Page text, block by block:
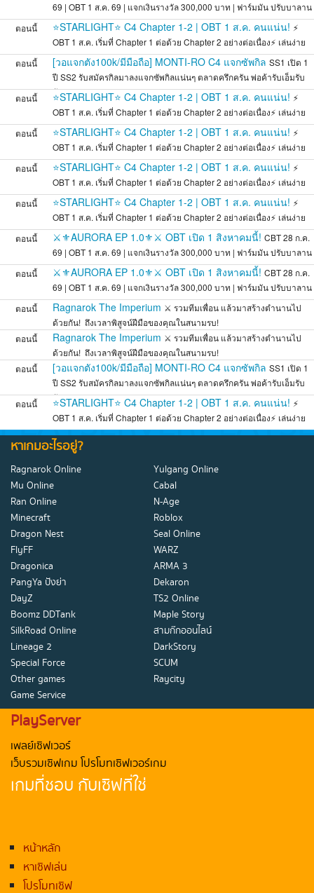
69 | OBT 1 ส.ค. 69 | แจกเงินรางวัล 300,000 บาท | ฟาร์มมัน ปรับบาลาน
ส
ตอนนี้ ⭐STARLIGHT⭐ C4 Chapter 1-2 | OBT 1 ส.ค. คนแน่น! ⚡
OBT 1 ส.ค. เริ่มที่ Chapter 1 ต่อด้วย Chapter 2 อย่างต่อเนื่อง⚡ เล่นง่าย
สมดุล
ตอนนี้ [วอแจกตัง100k/มีมือถือ] MONTI-RO C4 แจกซัพกิล SS1 เปิด 1
ปี SS2 รับสมัครกิลมาลงแจกซัพกิลแน่นๆ ตลาดครึกครัน พ่อค้ารับเอ็มรับ
กัน
ตอนนี้ ⭐STARLIGHT⭐ C4 Chapter 1-2 | OBT 1 ส.ค. คนแน่น! ⚡
OBT 1 ส.ค. เริ่มที่ Chapter 1 ต่อด้วย Chapter 2 อย่างต่อเนื่อง⚡ เล่นง่าย
สมดุล
ตอนนี้ ⭐STARLIGHT⭐ C4 Chapter 1-2 | OBT 1 ส.ค. คนแน่น! ⚡
OBT 1 ส.ค. เริ่มที่ Chapter 1 ต่อด้วย Chapter 2 อย่างต่อเนื่อง⚡ เล่นง่าย
สมดุล
ตอนนี้ ⭐STARLIGHT⭐ C4 Chapter 1-2 | OBT 1 ส.ค. คนแน่น! ⚡
OBT 1 ส.ค. เริ่มที่ Chapter 1 ต่อด้วย Chapter 2 อย่างต่อเนื่อง⚡ เล่นง่าย
สมดุล
ตอนนี้ ⭐STARLIGHT⭐ C4 Chapter 1-2 | OBT 1 ส.ค. คนแน่น! ⚡
OBT 1 ส.ค. เริ่มที่ Chapter 1 ต่อด้วย Chapter 2 อย่างต่อเนื่อง⚡ เล่นง่าย
สมดุล
ตอนนี้ ⚔️⚜️AURORA EP 1.0⚜️⚔️ OBT เปิด 1 สิงหาคมนี้! CBT 28 ก.ค.
69 | OBT 1 ส.ค. 69 | แจกเงินรางวัล 300,000 บาท | ฟาร์มมัน ปรับบาลาน
ส
ตอนนี้ ⚔️⚜️AURORA EP 1.0⚜️⚔️ OBT เปิด 1 สิงหาคมนี้! CBT 28 ก.ค.
69 | OBT 1 ส.ค. 69 | แจกเงินรางวัล 300,000 บาท | ฟาร์มมัน ปรับบาลาน
ส
ตอนนี้ Ragnarok The Imperium ⚔️ รวมทีมเพื่อน แล้วมาสร้างตำนานไป
ด้วยกัน! ️ ถึงเวลาพิสูจน์ฝีมือของคุณในสนามรบ!
ตอนนี้
Ragnarok The Imperium ⚔️ รวมทีมเพื่อน แล้วมาสร้างตำนานไป
ด้วยกัน! ️ ถึงเวลาพิสูจน์ฝีมือของคุณในสนามรบ!
ตอนนี้
[วอแจกตัง100k/มีมือถือ] MONTI-RO C4 แจกซัพกิล SS1 เปิด 1
ปี SS2 รับสมัครกิลมาลงแจกซัพกิลแน่นๆ ตลาดครึกครัน พ่อค้ารับเอ็มรับ
กัน
ตอนนี้ ⭐STARLIGHT⭐ C4 Chapter 1-2 | OBT 1 ส.ค. คนแน่น! ⚡
OBT 1 ส.ค. เริ่มที่ Chapter 1 ต่อด้วย Chapter 2 อย่างต่อเนื่อง⚡ เล่นง่าย
สมดุล
หาเกมอะไรอยู่?
Ragnarok Online
Yulgang Online
Mu Online
Cabal
Ran Online
N-Age
Minecraft
Roblox
Dragon Nest
Seal Online
FlyFF
WARZ
Dragonica
ARMA 3
PangYa ปังย่า
Dekaron
DayZ
TS2 Online
Boomz DDTank
Maple Story
SilkRoad Online
สามก๊กออนไลน์
Lineage 2
DarkStory
Special Force
SCUM
Other games
Raycity
Game Service
PlayServer
เพลย์เซิฟเวอร์
เว็บรวมเซิฟเกม โปรโมทเซิฟเวอร์เกม
เกมที่ชอบ กับเซิฟที่ใช่
หน้าหลัก
หาเซิฟเล่น
โปรโมทเซิฟ